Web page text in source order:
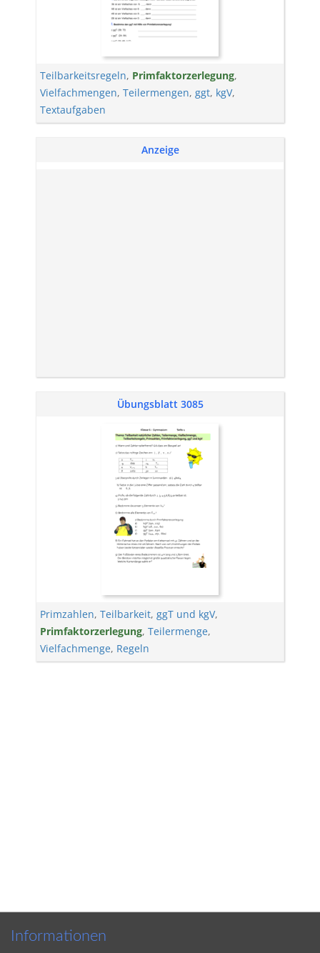
Teilbarkeitsregeln, Primfaktorzerlegung,
Vielfachmengen, Teilermengen, ggt, kgV,
Textaufgaben
Anzeige
Übungsblatt 3085
Primzahlen, Teilbarkeit, ggT und kgV,
Primfaktorzerlegung, Teilermenge,
Vielfachmenge, Regeln
Informationen